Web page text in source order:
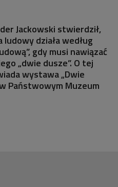
Jackowski stwierdził,
działa według
gdy musi nawiązać
„dwie dusze”. O tej
wystawa „Dwie
Państwowym Muzeum